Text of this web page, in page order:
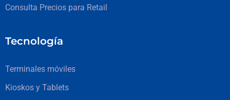
Consulta Precios para Retail
Tecnología
Terminales móviles
Kioskos y Tablets